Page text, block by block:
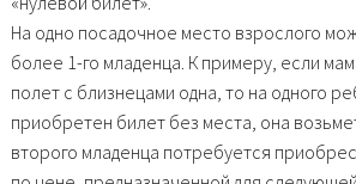
На одно посадочное место взрослого
более 1-го младенца. К примеру, если
полет с близнецами одна, то на одного
приобретен билет без места, она
второго младенца потребуется